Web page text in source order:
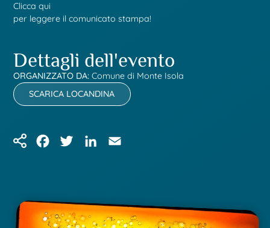
Clicca qui
per leggere il comunicato stampa!
Dettagli dell'evento
ORGANIZZATO DA: Comune di Monte Isola
SCARICA LOCANDINA
FacebookTwitter LinkedIn Email